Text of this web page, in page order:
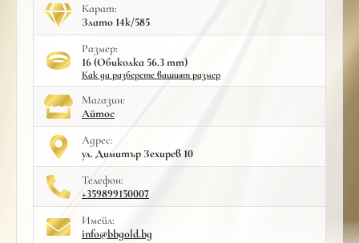
Карат:
Злато 14к/585
Размер:
16 (Обиколка 56.3 mm)
Как да разберете вашият размер
Mагазин:
Айтос
Адрес:
ул. Димитър Зехирев 10
Телефон:
+359899150007
Имейл:
info@bbgold.bg